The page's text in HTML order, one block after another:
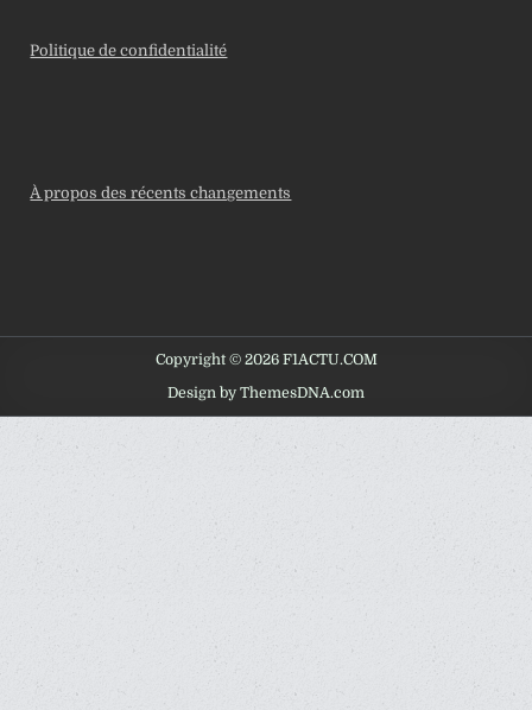
Politique de confidentialité
À propos des récents changements
Copyright © 2026 F1ACTU.COM
Design by ThemesDNA.com